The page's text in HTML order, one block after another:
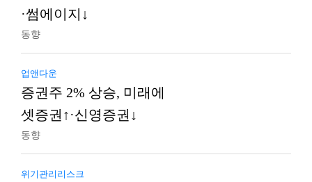
·썸에이지↓
동향
업앤다운
증권주 2% 상승, 미래에
셋증권↑·신영증권↓
동향
위기관리리스크